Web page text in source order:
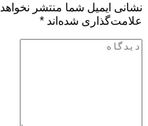
نشانی ایمیل شما منتشر
علامت‌گذاری شده‌اند *